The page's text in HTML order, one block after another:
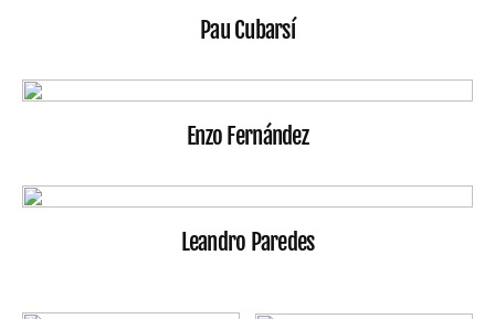
Pau Cubarsí
Enzo Fernández
Leandro Paredes